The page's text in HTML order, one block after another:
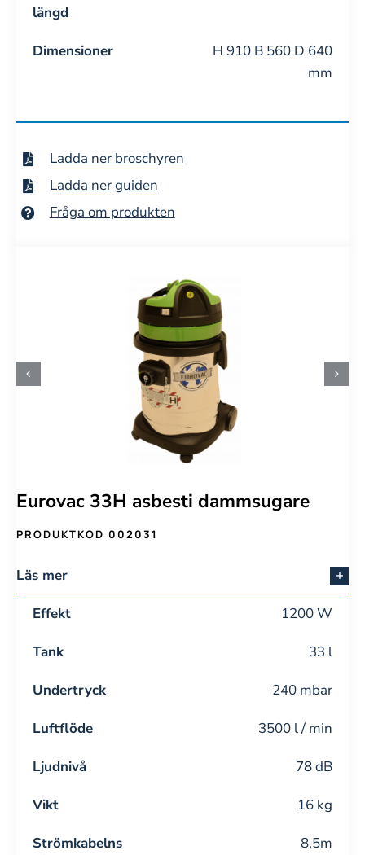
längd
Dimensioner
H 910 B 560 D 640
mm
Ladda ner broschyren
Ladda ner guiden
Fråga om produkten
Eurovac 33H asbesti dammsugare
PRODUKTKOD 002031
Läs mer
Effekt 1200 W
Tank 33 l
Undertryck 240 mbar
Luftflöde 3500 l / min
Ljudnivå 78 dB
Vikt 16 kg
Strömkabelns
8,5m